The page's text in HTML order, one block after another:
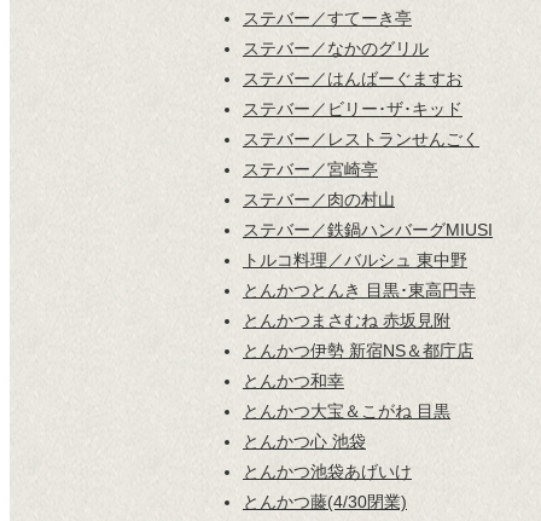
ステバー／すてーき亭
ステバー／なかのグリル
ステバー／はんばーぐますお
ステバー／ビリー･ザ･キッド
ステバー／レストランせんごく
ステバー／宮崎亭
ステバー／肉の村山
ステバー／鉄鍋ハンバーグMIUSI
トルコ料理／バルシュ 東中野
とんかつとんき 目黒･東高円寺
とんかつまさむね 赤坂見附
とんかつ伊勢 新宿NS＆都庁店
とんかつ和幸
とんかつ大宝＆こがね 目黒
とんかつ心 池袋
とんかつ池袋あげいけ
とんかつ藤(4/30閉業)